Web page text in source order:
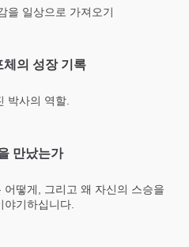
을 일상으로 가져오기
의 성장 기록
박사의 역할.
만났는가
떻게, 그리고 왜 자신의 스승을
기하십니다.